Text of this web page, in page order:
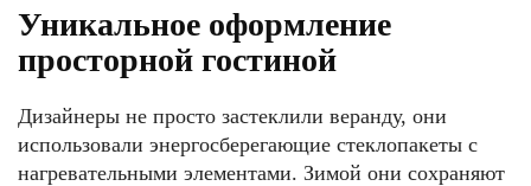
Уникальное оформление
просторной гостиной
Дизайнеры не просто застеклили веранду, они
использовали энергосберегающие стеклопакеты с
нагревательными элементами. Зимой они сохраняют